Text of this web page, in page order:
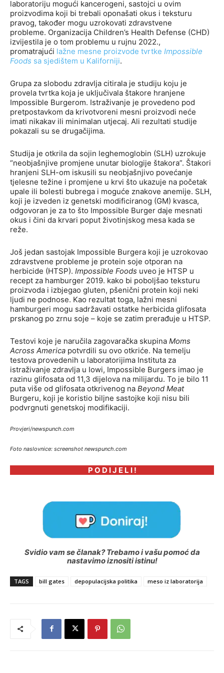
laboratoriju mogući kancerogeni, sastojci u ovim
proizvodima koji bi trebali oponašati okus i teksturu
pravog, također mogu uzrokovati zdravstvene
probleme. Organizacija Children’s Health Defense (CHD)
izvijestila je o tom problemu u rujnu 2022.,
promatrajući lažne mesne proizvode tvrtke Impossible
Foods sa sjedištem u Kaliforniji.
Grupa za slobodu zdravlja citirala je studiju koju je
provela tvrtka koja je uključivala štakore hranjene
Impossible Burgerom. Istraživanje je provedeno pod
pretpostavkom da krivotvoreni mesni proizvodi neće
imati nikakav ili minimalan utjecaj. Ali rezultati studije
pokazali su se drugačijima.
Studija je otkrila da sojin leghemoglobin (SLH) uzrokuje
“neobjašnjive promjene unutar biologije štakora”. Štakori
hranjeni SLH-om iskusili su neobjašnjivo povećanje
tjelesne težine i promjene u krvi što ukazuje na početak
upale ili bolesti bubrega i moguće znakove anemije. SLH,
koji je izveden iz genetski modificiranog (GM) kvasca,
odgovoran je za to što Impossible Burger daje mesnati
okus i čini da krvari poput životinjskog mesa kada se
reže.
Još jedan sastojak Impossible Burgera koji je uzrokovao
zdravstvene probleme je protein soje otporan na
herbicide (HTSP). Impossible Foods uveo je HTSP u
recept za hamburger 2019. kako bi poboljšao teksturu
proizvoda i izbjegao gluten, pšenični protein koji neki
ljudi ne podnose. Kao rezultat toga, lažni mesni
hamburgeri mogu sadržavati ostatke herbicida glifosata
prskanog po zrnu soje – koje se zatim prerađuje u HTSP.
Testovi koje je naručila zagovaračka skupina Moms
Across America potvrdili su ovo otkriće. Na temelju
testova provedenih u laboratorijima Instituta za
istraživanje zdravlja u Iowi, Impossible Burgers imao je
razinu glifosata od 11,3 dijelova na milijardu. To je bilo 11
puta više od glifosata otkrivenog na Beyond Meat
Burgeru, koji je koristio biljne sastojke koji nisu bili
podvrgnuti genetskoj modifikaciji.
Provjeri/newspunch.com
Foto naslovnice: screenshot newspunch.com
P O D I J E L I !
Svidio vam se članak? Trebamo i vašu pomoć da
nastavimo iznositi istinu!
TAGS bill gates depopulacijska politika meso iz laboratorija